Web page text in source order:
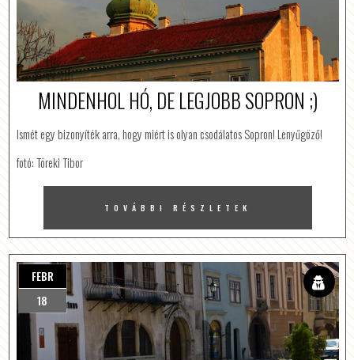
MINDENHOL HÓ, DE LEGJOBB SOPRON ;)
Ismét egy bizonyíték arra, hogy miért is olyan csodálatos Sopron! Lenyűgöző!
fotó: Töreki Tibor
TOVÁBBI RÉSZLETEK
FEBR
18